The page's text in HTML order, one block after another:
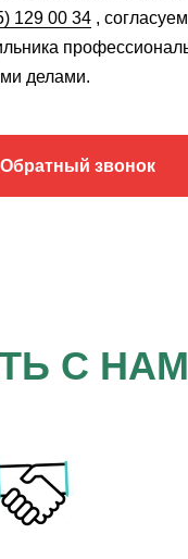
129 00 34 ,
делами.
Обратный звонок
С